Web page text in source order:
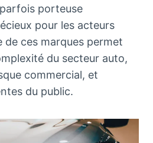
porteuse
pour les acteurs
de ces marques permet
du secteur auto,
commercial, et
du public.